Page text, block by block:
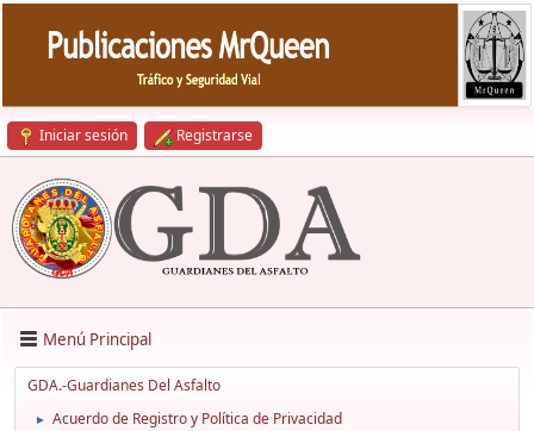
Iniciar sesión Registrarse
Menú Principal
GDA.-Guardianes Del Asfalto
► Acuerdo de Registro y Política de Privacidad